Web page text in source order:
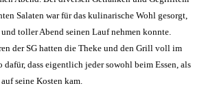
Salaten war für das kulinarische Wohl gesorgt,
toller Abend seinen Lauf nehmen konnte.
der SG hatten die Theke und den Grill voll im
dafür, dass eigentlich jeder sowohl beim Essen, als
seine Kosten kam.